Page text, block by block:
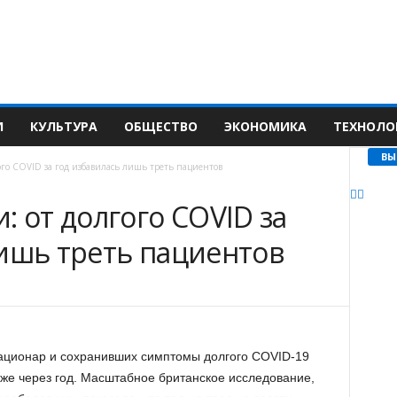
КУЛЬТУРА ОБЩЕСТВО ЭКОНОМИКА
COVID за год избавилась лишь треть пациентов
долгого COVID за
треть пациентов
и сохранивших симптомы долгого COVID-19
через год. Масштабное британское исследование,